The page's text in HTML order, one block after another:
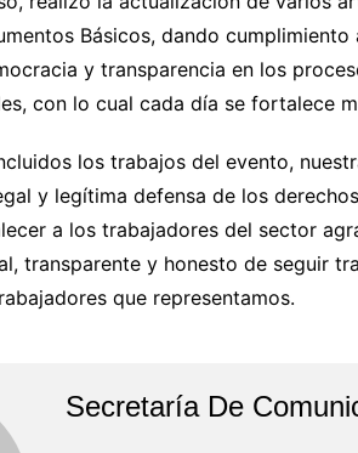
Básicos, dando
y transparencia en los
con lo cual cada día se fortalece
los trabajos del evento,
y legítima defensa de los
a los trabajadores del sector
transparente y honesto de seguir
que representamos.
Secretaría De